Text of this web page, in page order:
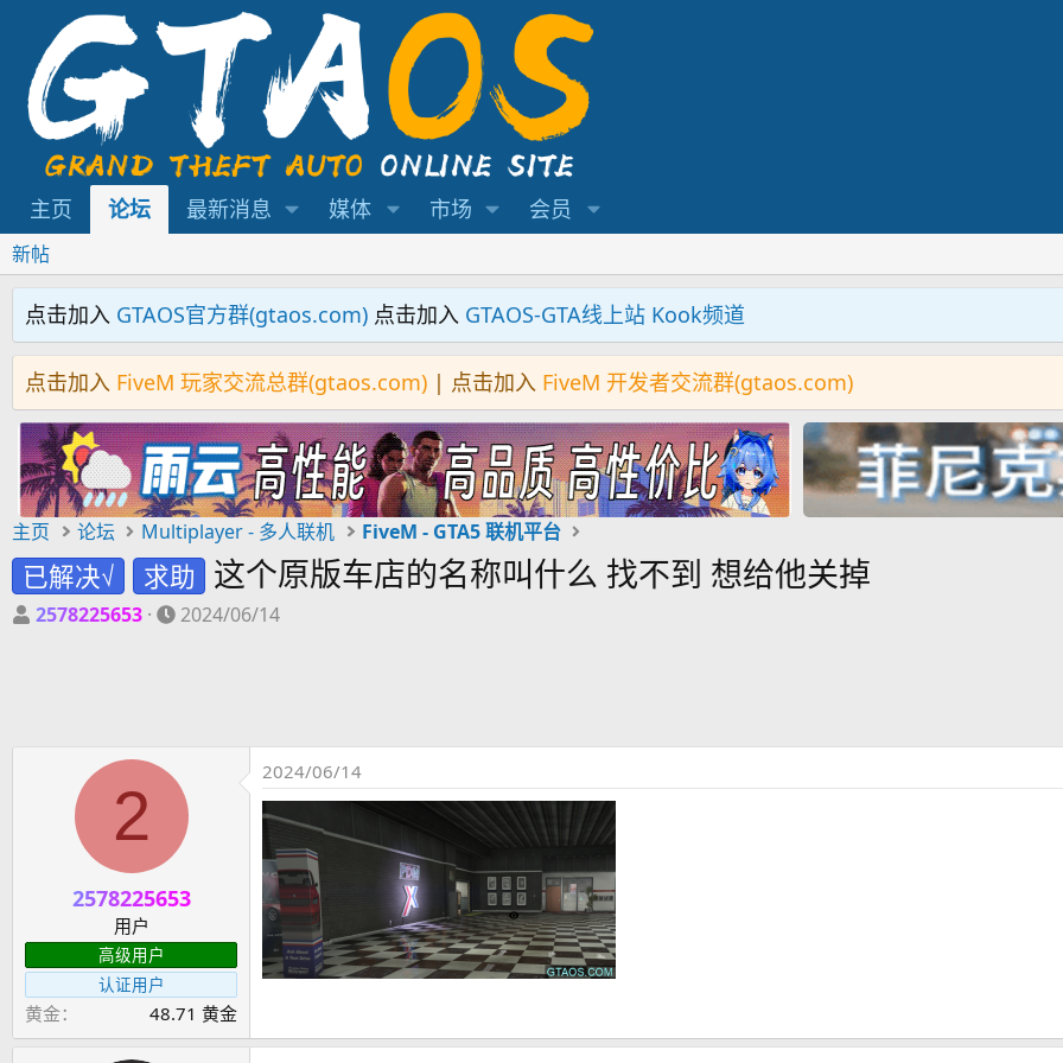
主页 论坛 最新消息 媒体 市场 会员
新帖
点击加入 GTAOS官方群(gtaos.com) 点击加入 GTAOS-GTA线上站 Kook频道
点击加入 FiveM 玩家交流总群(gtaos.com) | 点击加入 FiveM 开发者交流群(gtaos.com)
主页 论坛 Multiplayer - 多人联机 FiveM - GTA5 联机平台
已解决√ 求助 这个原版车店的名称叫什么 找不到 想给他关掉
主
2578225653
开
2024/06/14
2
2578225653
用户
高级用户
认证用户
黄金 48.71 黄金
2024/06/14